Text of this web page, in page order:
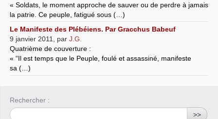
« Soldats, le moment approche de sauver ou de perdre à jamais
la patrie. Ce peuple, fatigué sous (…)
Le Manifeste des Plébéiens. Par Gracchus Babeuf
9 janvier 2011
par J.G.
Quatrième de couverture :
« “Il est temps que le Peuple, foulé et assassiné, manifeste
sa (…)
Rechercher :
>>